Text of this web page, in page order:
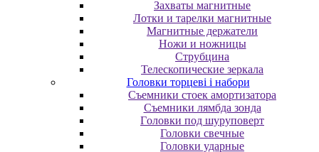
Захваты магнитные
Лотки и тарелки магнитные
Магнитные держатели
Ножи и ножницы
Струбцина
Телескопические зеркала
Головки торцеві і набори
Cъeмники cтoeк aмopтизaтopa
Cъeмники лямбдa зoндa
Гoлoвки пoд шуpупoвepт
Головки свечные
Головки ударные